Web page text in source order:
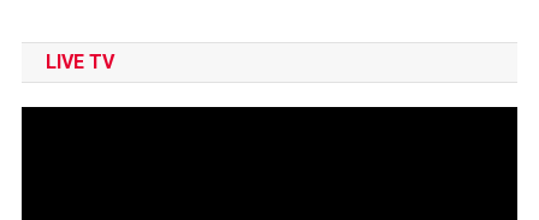
LIVE TV